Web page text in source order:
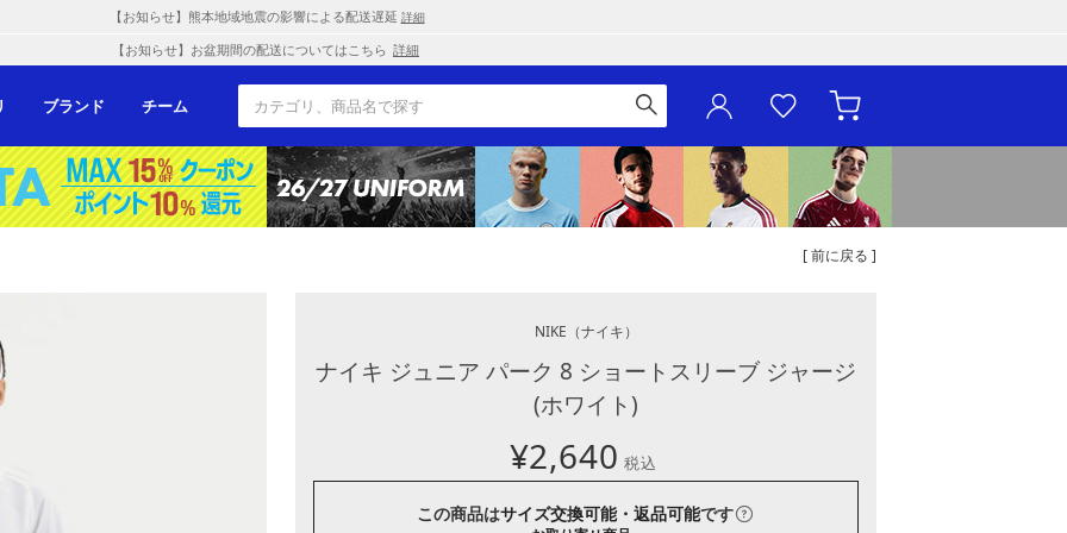
【お知らせ】熊本地域地震の影響による配送遅延 詳細
【お知らせ】お盆期間の配送についてはこちら 詳細
ブランド チーム
[ 前に戻る ]
NIKE （ナイキ）
ナイキ ジュニア パーク 8 ショートスリーブ ジャージ
(ホワイト)
¥2,640 税込
この商品はサイズ交換可能・返品可能です